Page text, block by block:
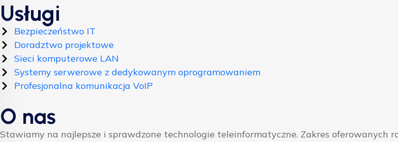
Usługi
Bezpieczeństwo IT
Doradztwo projektowe
Sieci komputerowe LAN
Systemy serwerowe z dedykowanym oprogramowaniem
Profesjonalna komunikacja VoIP
O nas
Stawiamy na najlepsze i sprawdzone technologie teleinformatyczne. Zakres oferowanych